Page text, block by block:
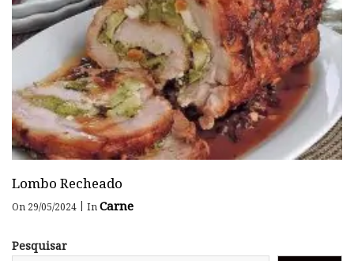
Lombo Recheado
On 29/05/2024 InCarne
Pesquisar